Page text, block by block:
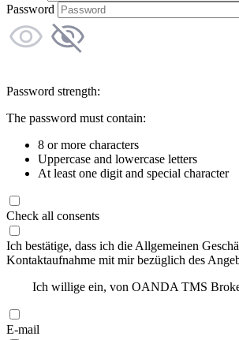
Password
Password strength:
The password must contain:
8 or more characters
Uppercase and lowercase letters
At least one digit and special character
Check all consents
Ich bestätige, dass ich die Allgemeinen
Kontaktaufnahme mit mir bezüglich des
Ich willige ein, von OANDA TMS
E-mail